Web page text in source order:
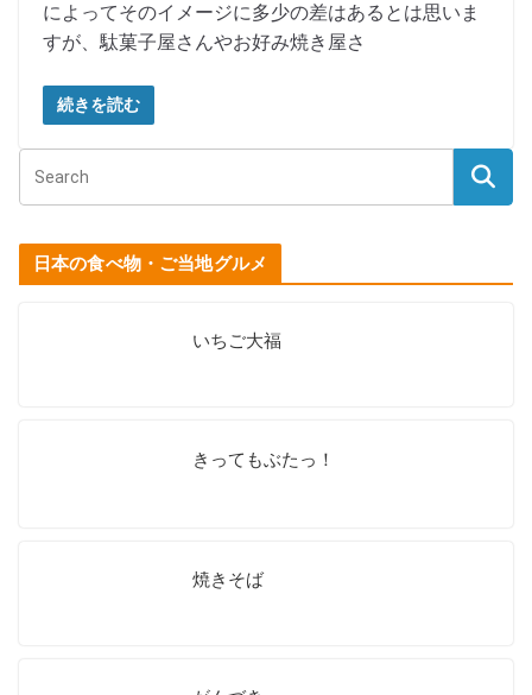
によってそのイメージに多少の差はあるとは思いま
すが、駄菓子屋さんやお好み焼き屋さ
続きを読む
日本の食べ物・ご当地グルメ
いちご大福
きってもぶたっ！
焼きそば